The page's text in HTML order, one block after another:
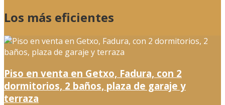
Los más eficientes
Piso en venta en Getxo, Fadura, con 2
dormitorios, 2 baños, plaza de garaje y
terraza